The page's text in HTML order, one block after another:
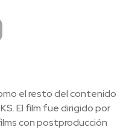
el resto del contenido
El film fue dirigido por
con postproducción